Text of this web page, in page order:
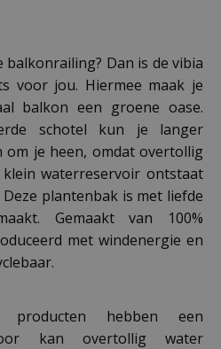
Dan is de vibia
voor jou. Hiermee maak je
balkon een groene oase.
schotel kun je langer
je heen, omdat overtollig
waterreservoir ontstaat
plantenbak is met liefde
Gemaakt van 100%
met windenergie en
producten hebben een
kan overtollig water